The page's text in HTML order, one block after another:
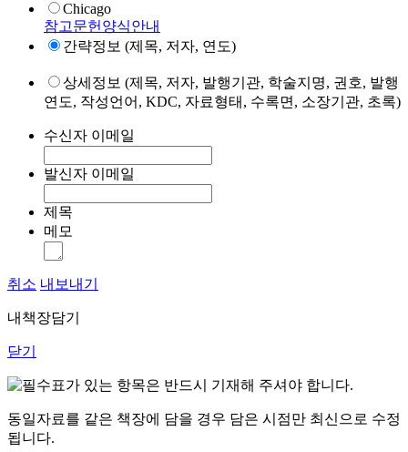
Chicago
참고문헌양식안내
간략정보 (제목, 저자, 연도)
상세정보 (제목, 저자, 발행기관, 학술지명, 권호, 발행
연도, 작성언어, KDC, 자료형태, 수록면, 소장기관, 초록)
수신자 이메일
발신자 이메일
제목
메모
취소 내보내기
내책장담기
닫기
표가 있는 항목은 반드시 기재해 주셔야 합니다.
동일자료를 같은 책장에 담을 경우 담은 시점만 최신으로 수정
됩니다.